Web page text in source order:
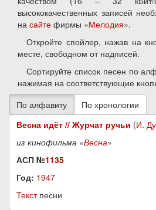
высококачественных записей
на сайте фирмы «Мелодия».
Откройте спойлер, нажав на
месте, свободном от надписей.
Сортируйте список песен по
нажимая на соответствующие
Весна идёт // Журчат ручьи (И.
из кинофильма «Весна»
АСП №1135
Год: 1947
Текстпесни